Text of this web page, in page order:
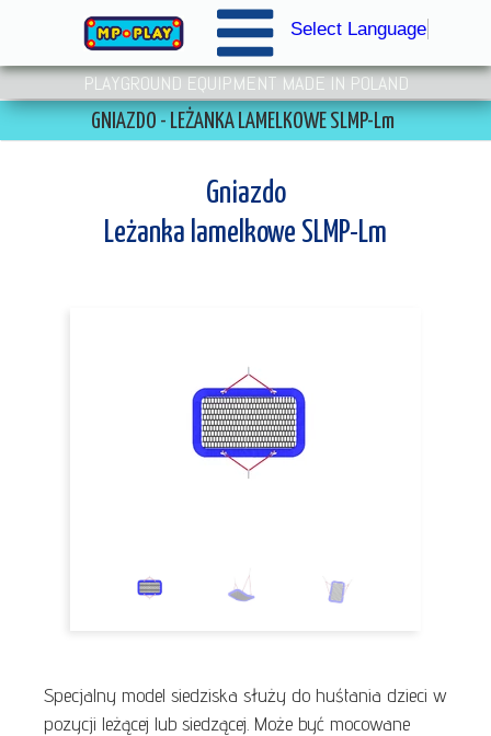
Select Language
PLAYGROUND EQUIPMENT MADE IN POLAND
GNIAZDO - LEŻANKA LAMELKOWE SLMP-Lm
Gniazdo
Leżanka lamelkowe SLMP-Lm
Specjalny model siedziska służy do huśtania dzieci w
pozycji leżącej lub siedzącej. Może być mocowane